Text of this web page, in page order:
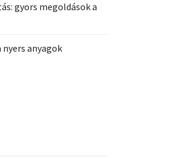
gyors megoldások a
anyagok